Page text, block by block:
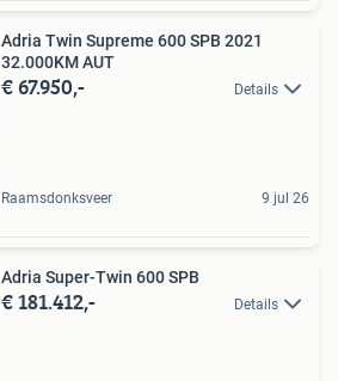
Adria Twin Supreme 600 SPB 2021
32.000KM AUT
€ 67.950,- Details
Raamsdonksveer 9 jul 26
Adria Super-Twin 600 SPB
€ 181.412,- Details